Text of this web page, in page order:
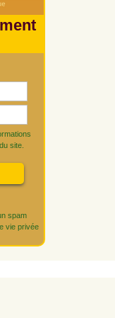
site.
spam
vie privée